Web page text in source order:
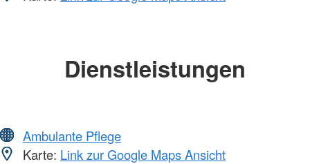
Dienstleistungen
Ambulante Pflege
Karte: Link zur Google Maps Ansicht